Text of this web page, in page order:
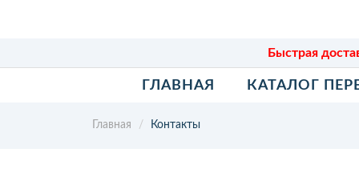
Быстрая
ГЛАВНАЯ КАТАЛОГ
Главная Контакты